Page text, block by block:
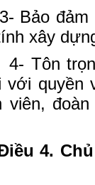
3- Bảo đảm
xây
4- Tôn
với quyền
viên,
4.